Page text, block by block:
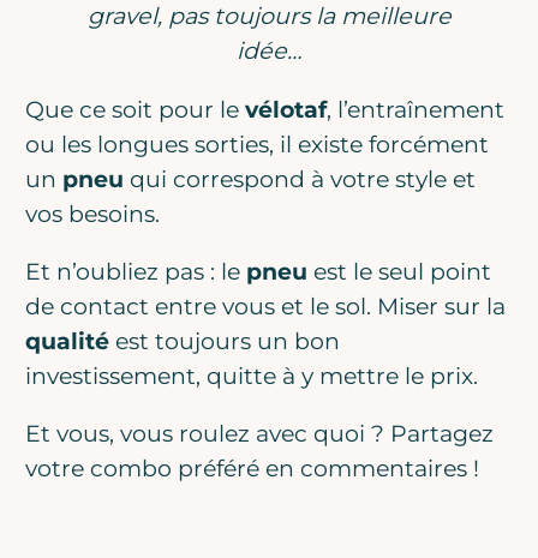
gravel, pas toujours la meilleure
idée…
Que ce soit pour levélotaf, l’entraînement
ou les longues sorties, il existe forcément
un pneu qui correspond à votre style et
vos besoins.
Et n’oubliez pas : le pneu est le seul point
de contact entre vous et le sol. Miser sur la
qualité est toujours un bon
investissement, quitte à y mettre le prix.
Et vous, vous roulez avec quoi ? Partagez
votre combo préféré en commentaires !